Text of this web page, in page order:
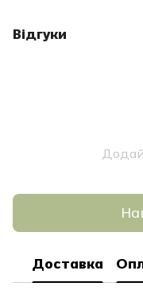
Відгуки
Доставка